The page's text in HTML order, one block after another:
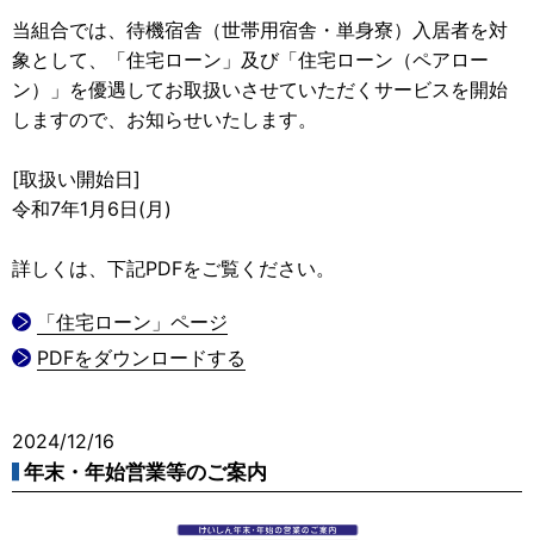
当組合では、待機宿舎（世帯用宿舎・単身寮）入居者を対
象として、「住宅ローン」及び「住宅ローン（ペアロー
ン）」を優遇してお取扱いさせていただくサービスを開始
しますので、お知らせいたします。
[取扱い開始日]
令和7年1月6日(月)
詳しくは、下記PDFをご覧ください。
「住宅ローン」ページ
PDFをダウンロードする
2024/12/16
年末・年始営業等のご案内